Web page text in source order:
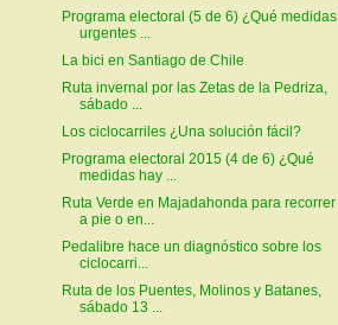
Programa electoral (5 de 6) ¿Qué medidas
urgentes ...
La bici en Santiago de Chile
Ruta invernal por las Zetas de la Pedriza,
sábado ...
Los ciclocarriles ¿Una solución fácil?
Programa electoral 2015 (4 de 6) ¿Qué
medidas hay ...
Ruta Verde en Majadahonda para recorrer
a pie o en...
Pedalibre hace un diagnóstico sobre los
ciclocarri...
Ruta de los Puentes, Molinos y Batanes,
sábado 13 ...